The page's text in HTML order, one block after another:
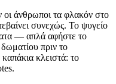
οι άνθρωποι τα φλακόν στο
συνεχώς. Το ψυγείο
— απλά αφήστε το
πριν το
κλειστά: το